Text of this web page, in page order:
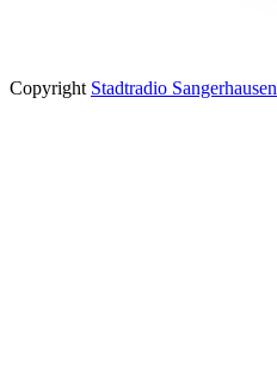
Copyright Stadtradio Sangerhausen